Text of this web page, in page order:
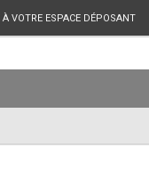
À VOTRE ESPACE DÉPOSANT